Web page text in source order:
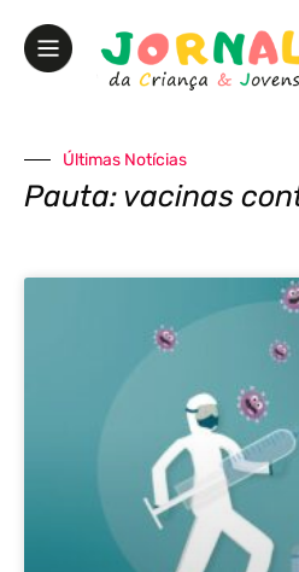
Últimas Notícias
Pauta: vacinas